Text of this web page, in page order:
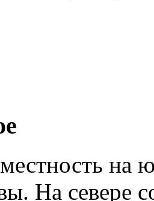
на
На севере